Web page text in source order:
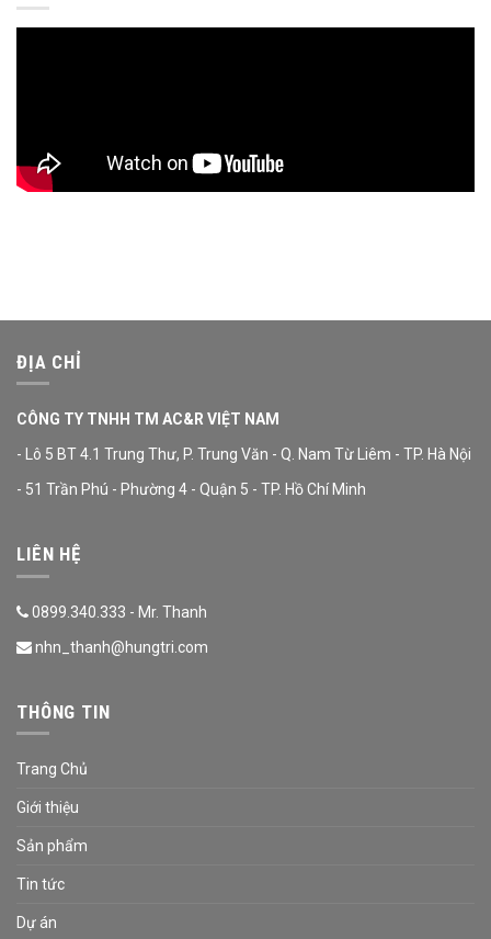
ĐỊA CHỈ
CÔNG TY TNHH TM AC&R VIỆT NAM
- Lô 5 BT 4.1 Trung Thư, P. Trung Văn - Q. Nam Từ Liêm - TP. Hà Nội
- 51 Trần Phú - Phường 4 - Quận 5 - TP. Hồ Chí Minh
LIÊN HỆ
0899.340.333 - Mr. Thanh
nhn_thanh@hungtri.com
THÔNG TIN
Trang Chủ
Giới thiệu
Sản phẩm
Tin tức
Dự án